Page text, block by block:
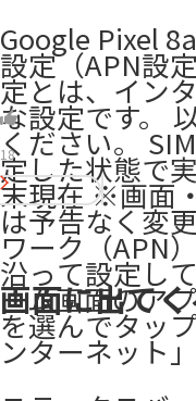
Google Pixel
設定（APN設
定とは、イン
な設定です。
ください。
定した状態で
末現在 ※画面
は予告なく変
ワーク（APN
沿って設定し
ーム画面のア
を選んでタッ
ンターネット
18
画面に出て